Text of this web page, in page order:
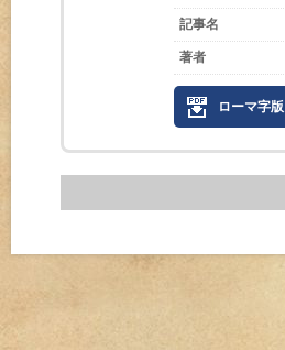
記事名
著者
ローマ字版